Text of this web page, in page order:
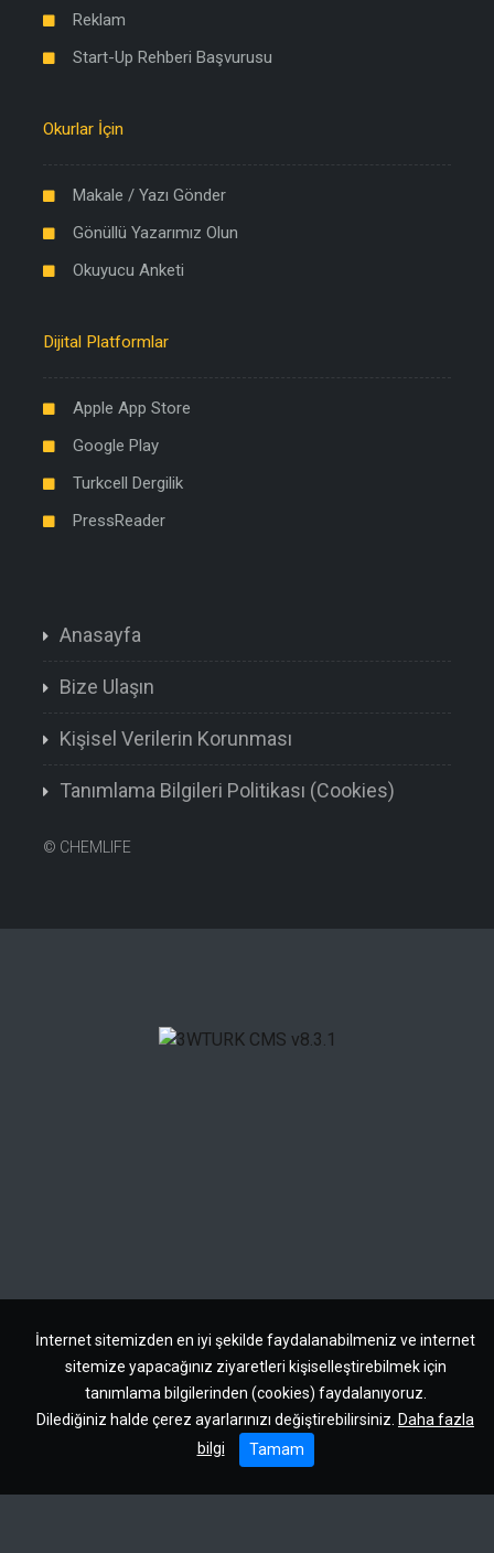
İnternet sitemizden en iyi şekilde faydalanabilmeniz ve internet
sitemize yapacağınız ziyaretleri kişiselleştirebilmek için
tanımlama bilgilerinden (cookies) faydalanıyoruz.
Dilediğiniz halde çerez ayarlarınızı değiştirebilirsiniz. Daha fazla
bilgi
Tamam
Reklam
Start-Up Rehberi Başvurusu
Okurlar İçin
Makale / Yazı Gönder
Gönüllü Yazarımız Olun
Okuyucu Anketi
Dijital Platformlar
Apple App Store
Google Play
Turkcell Dergilik
PressReader
Anasayfa
Bize Ulaşın
Kişisel Verilerin Korunması
Tanımlama Bilgileri Politikası (Cookies)
© CHEMLIFE